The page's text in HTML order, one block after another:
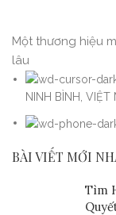
Một thương hiệu
lâu
NINH BÌNH, VIỆT
BÀI VIẾT MỚI
Tìm